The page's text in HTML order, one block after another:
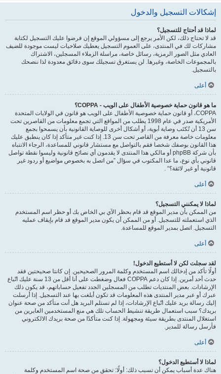
إشكالات التسجيل والدخول
لماذا قد أحتاج للتسجيل؟
قد لا تحتاج ذلك، لكن الأمر يرجع إلى مسؤولي الموقع إن فرضوا عليك التسجيل لكتابة
مشاركات لك في المنتدى، على العموم التسجيل يعطيك صلاحيات ليست موجودة للضيف
العادي مثل الصور الرمزية، رسائل خاصة، مراسلة الزملاء المسجلين، الاشتراك
بالمجموعات الخاصة، وغيرها. لن يستغرق تسجيلك سوى دقائق معدودة لذا ننصحك
بالتسجيل.
أعلى
ما هو قانون حماية خصوصية الأطفال على الويب - COPPA؟
COPPA، أو قانون حماية خصوصية الأطفال على الويب هو قانون في الولايات المتحدة
الأمريكية صدر في عام 1998 يطلب من المواقع التي تجمع معلومات من القاصرين تحت
سن 13 أن تُكتَب وصاية أبوية، أو أشكال أخرى للوصاية القانونية بأن يسمحوا بجمع
معلومات خاصة معرفة من القاصر تحت سن 13. إذا كنت غير متأكد إذا كان ينطبق عليك
هذا القانون بوصفك شخصا فقم بالتواصل مع مستشار قانوني للمساعدة، الرجاء الانتباه
بأن شركة phpBB أو مالكي هذا المنتدى لا يقدمون أي نصائح قانونية وليسوا نقطة تواصل
قانوني بأي نوع، ما عدا المكتوب في سؤال ”من اتصل به بخصوص مواضيع أو ردود غير
قانونية أو غير لائقة؟“ .
أعلى
لماذا لا يمكنني التسجيل؟
من الممكن بأن مدير الموقع قد قام بحظر الآي بي الخاص بك أو حظر اسم المستخدم
الذي استعملته للتسجيل. أو من الممكن أن يكون مدير الموقع قد قام بإيقاف عمليه
التسجيل. اتصل بمدير الموقع للمساعدة.
أعلى
لقد سجلت لكن لا أستطيع الدخول!
أولًا تأكد من إدخالك اسم المستخدم وكلمة المرور الصحيحين. إن كانتا صحيحتين فقد
حدث أحد أمرين. إذا كان دعم COPPA فعال وضغطت على أنا أقل من 13 سنة عليك اتّباع
الإرشادات. بعض المنتديات تطلب من المسجلين الجدد تفعيل حساباتهم، قد يكون ذلك
عبرك أو عبر مدير المنتدى هذه المعلومات قد تكون أبلغت بها عند التسجيل. إذا أرسلت
إليك رسالة بريد عليك اتّباع الإرشادات، إذا لم تستلم البريد هل أنت متأكد من صحة عنوان
بريدك؟ سبب استعمال طريقة تنشيط الحساب تلك هي منع المستخدمين العابرين من
استغلال المنتدى بطريقة سيئة ومجهولة. إذا كنت متأكدًا من صحة بريدك الالكتروني
فأرسل رسالة للمدير.
أعلى
لماذا لا أستطيع الدخول؟
هناك عدة أسباب يمكن أن تسبب ذلك: أولًا: تحقق من صحة اسم المستخدم وكلمة